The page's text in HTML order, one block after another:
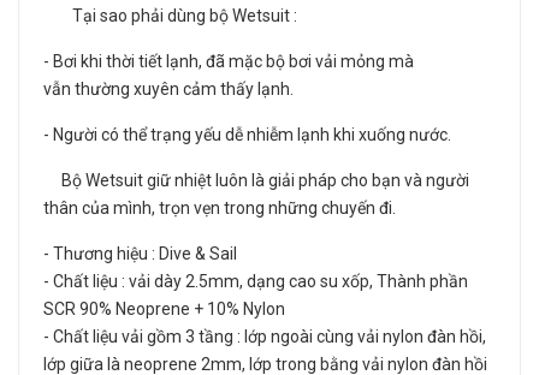
Tại sao phải dùng bộ Wetsuit :
- Bơi khi thời tiết lạnh, đã mặc bộ bơi vải mỏng mà
vẫn thường xuyên cảm thấy lạnh.
- Người có thể trạng yếu dễ nhiễm lạnh khi xuống nước.
Bộ Wetsuit giữ nhiệt luôn là giải pháp cho bạn và người
thân của mình, trọn vẹn trong những chuyến đi.
- Thương hiệu : Dive & Sail
- Chất liệu : vải dày 2.5mm, dạng cao su xốp, Thành phần
SCR 90% Neoprene + 10% Nylon
- Chất liệu vải gồm 3 tầng : lớp ngoài cùng vải nylon đàn hồi,
lớp giữa là neoprene 2mm, lớp trong bằng vải nylon đàn hồi